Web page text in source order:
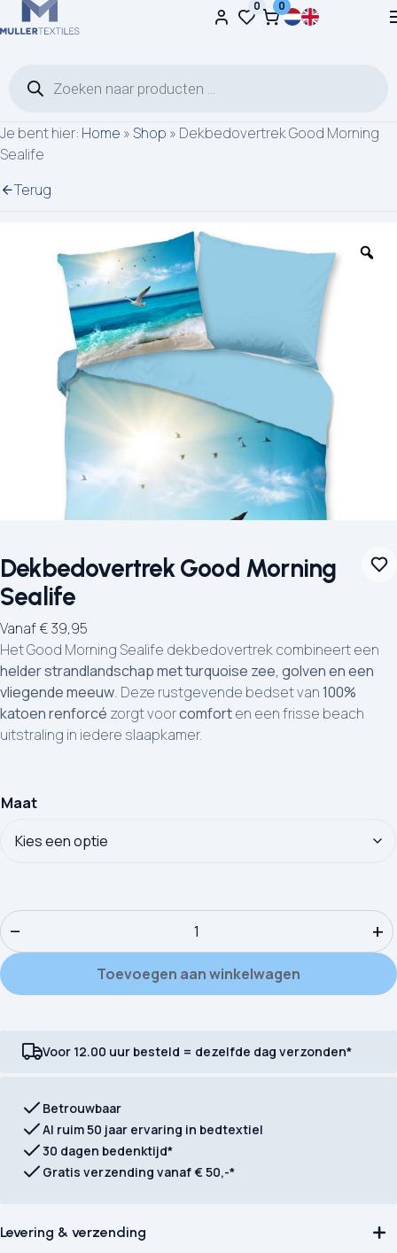
Ga naar de inhoud 0 0
Je bent hier: Home » Shop » Dekbedovertrek Good Morning
Sealife
Terug
Dekbedovertrek Good Morning
Sealife
Vanaf€39,95
Het Good Morning Sealife dekbedovertrek combineert een
helder strandlandschap met turquoise zee, golven en een
vliegende meeuw. Deze rustgevende bedset van100%
katoen renforcé zorgt voorcomforten een frisse beach
uitstraling in iedere slaapkamer.
Maat
Dekbedovertrek Good Morning Sealife aantal
− +
Toevoegen aan winkelwagen
Voor 12.00 uur besteld = dezelfde dag verzonden*
Betrouwbaar
Al ruim 50 jaar ervaring in bedtextiel
30 dagen bedenktijd*
Gratis verzending vanaf € 50,-*
Levering & verzending